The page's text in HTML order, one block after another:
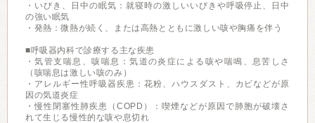
・いびき、日中の眠気：就寝時の激しいいびきや呼吸停止、日中
の強い眠気
・発熱：微熱が続く、または高熱とともに激しい咳や胸痛を伴う
■呼吸器内科で診療する主な疾患
・気管支喘息、咳喘息：気道の炎症による咳や喘鳴、息苦しさ
（咳喘息は激しい咳のみ）
・アレルギー性呼吸器疾患：花粉、ハウスダスト、カビなどが原
因の気道炎症
・慢性閉塞性肺疾患（COPD）：喫煙などが原因で肺胞が破壊さ
れて生じる慢性的な咳や息切れ